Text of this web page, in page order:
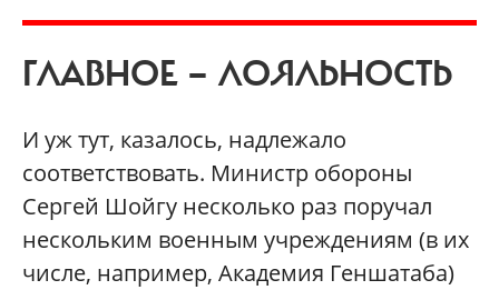
ГЛАВНОЕ — ЛОЯЛЬНОСТЬ
И уж тут, казалось, надлежало
соответствовать. Министр обороны
Сергей Шойгу несколько раз поручал
нескольким военным учреждениям (в их
числе, например, Академия Геншатаба)